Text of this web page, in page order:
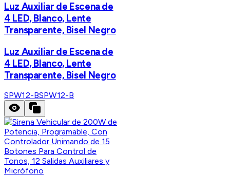
Luz Auxiliar de Escena de
4 LED, Blanco, Lente
Transparente, Bisel Negro
Luz Auxiliar de Escena de
4 LED, Blanco, Lente
Transparente, Bisel Negro
SPW12-BSPW12-B